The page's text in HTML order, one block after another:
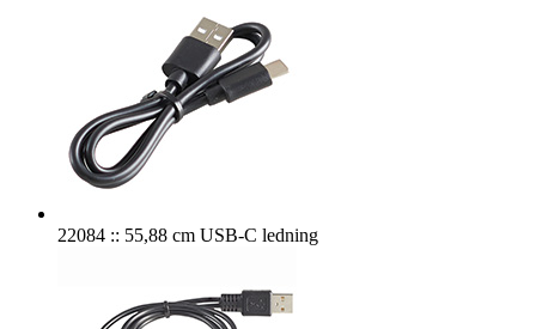
22084 :: 55,88 cm USB-C ledning